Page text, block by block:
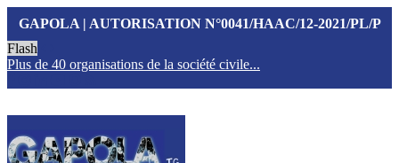
GAPOLA | AUTORISATION N°0041/HAAC/12-2021/PL/P
Flash
Plus de 40 organisations de la société civile...